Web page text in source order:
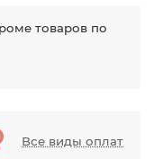
товаров по
Все виды оплат